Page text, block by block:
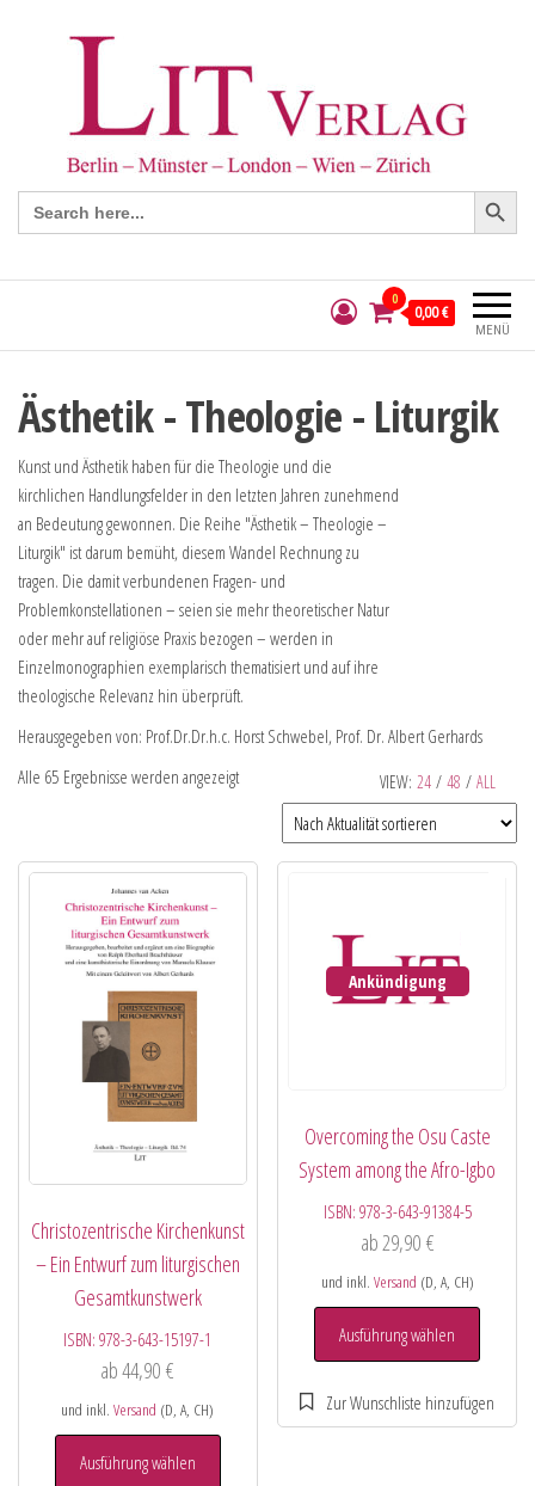
Search
for:
Search Button
MENÜ
0
0,00 €
Ästhetik - Theologie - Liturgik
Kunst und Ästhetik haben für die Theologie und die
kirchlichen Handlungsfelder in den letzten Jahren zunehmend
an Bedeutung gewonnen. Die Reihe "Ästhetik – Theologie –
Liturgik" ist darum bemüht, diesem Wandel Rechnung zu
tragen. Die damit verbundenen Fragen- und
Problemkonstellationen – seien sie mehr theoretischer Natur
oder mehr auf religiöse Praxis bezogen – werden in
Einzelmonographien exemplarisch thematisiert und auf ihre
theologische Relevanz hin überprüft.
Herausgegeben von: Prof.Dr.Dr.h.c. Horst Schwebel, Prof. Dr. Albert Gerhards
VIEW: 24 / 48 / ALL
Alle 65 Ergebnisse werden angezeigt
Christozentrische Kirchenkunst
– Ein Entwurf zum liturgischen
Gesamtkunstwerk
ISBN:978-3-643-15197-1
ab44,90€
und inkl.Versand (D, A, CH)
Ausführung wählen
Ankündigung
Overcoming the Osu Caste
System among the Afro-Igbo
ISBN: 978-3-643-91384-5
ab 29,90 €
und inkl. Versand (D, A, CH)
Ausführung wählen